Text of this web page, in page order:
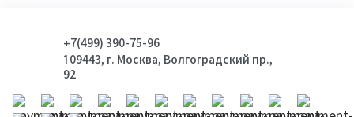
+7(499) 390-75-96
109443, г. Москва, Волгоградский пр.,
92